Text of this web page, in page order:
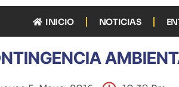
INICIO NOTICIAS